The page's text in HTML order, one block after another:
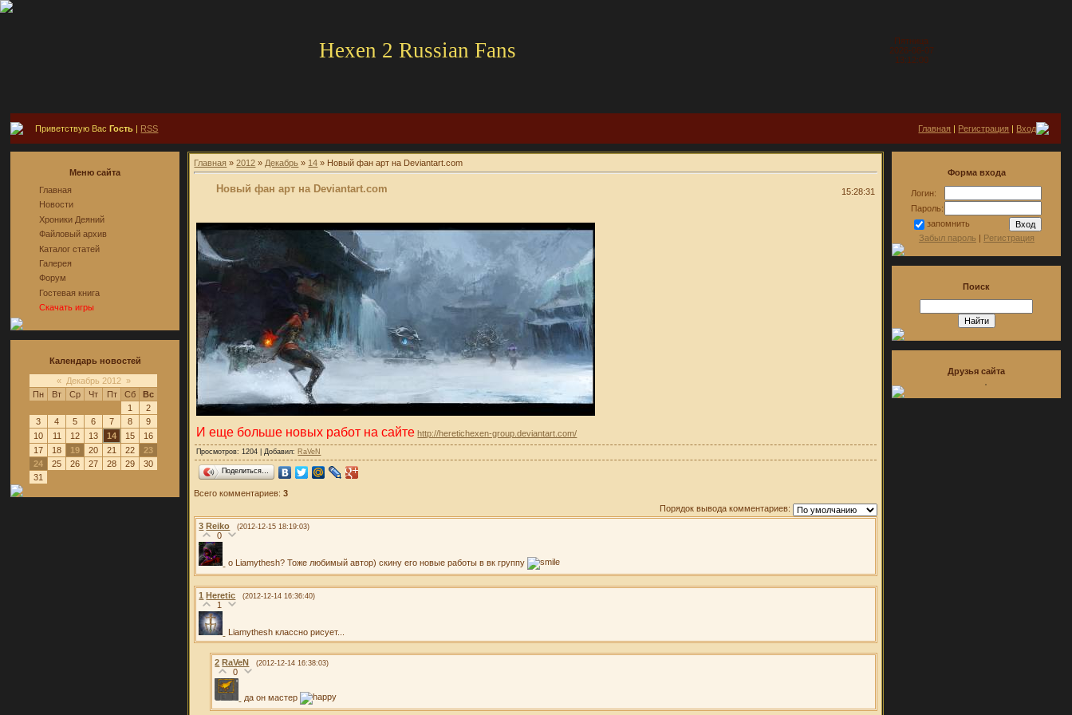
Hexen 2 Russian Fans
Пятница
2026-08-07
13:12:00
Приветствую ВасГость | RSS Главная | Регистрация | Вход
Меню сайта
Главная
Новости
Хроники Деяний
Файловый архив
Каталог статей
Галерея
Форум
Гостевая книга
Скачать игры
Календарь новостей
« Декабрь 2012 »
Пн
Вт Ср Чт Пт Сб
Вс
1
2
3
4 5 6 7 8
9
10
11 12 13 14 15
16
17
18 19 20 21 22
23
24
25 26 27 28 29
30
31
Главная »2012 » Декабрь » 14 » Новый фан арт на Deviantart.com
Новый фан арт на Deviantart.com 15:28:31
И еще больше новых работ на сайте http://heretichexen-group.deviantart.com/
Просмотров: 1204 | Добавил: RaVeN
Поделиться…
Всего комментариев:3
Порядок вывода комментариев:
3 Reiko (2012-12-15 18:19:03)
0
о Liamythesh? Тоже любимый автор) скину его новые работы в вк группу
1 Heretic (2012-12-14 16:36:40)
1
Liamythesh классно рисует...
2 RaVeN (2012-12-14 16:38:03)
0
да он мастер
Форма входа
Логин:
Пароль:
запомнить
Забыл пароль | Регистрация
Поиск
Друзья сайта